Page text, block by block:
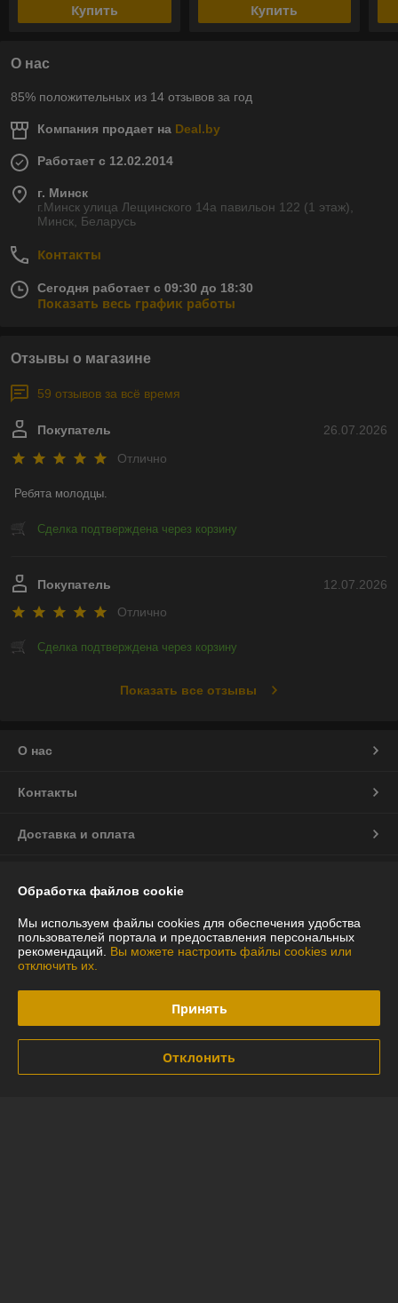
Купить Купить
О нас
85% положительных из 14 отзывов за год
Компания продает на Deal.by
Работает с 12.02.2014
г. Минск
г.Минск улица Лещинского 14а павильон 122 (1 этаж),
Минск, Беларусь
Контакты
Сегодня работает с 09:30 до 18:30
Показать весь график работы
Отзывы о магазине
59 отзывов за всё время
26.07.2026
Покупатель
Отлично
Ребята молодцы.
Сделка подтверждена через корзину
12.07.2026
Покупатель
Отлично
Сделка подтверждена через корзину
Показать все отзывы
О нас
Контакты
Доставка и оплата
Полная версия сайта
Политика обработки cookies
Обработка файлов cookie
Мы используем файлы cookies для обеспечения удобства
пользователей портала и предоставления персональных
рекомендаций. Вы можете настроить файлы cookies или
отключить их.
Принять
Отклонить